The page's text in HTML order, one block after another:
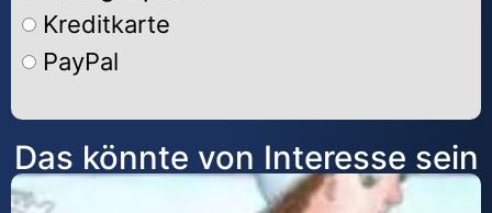
Kreditkarte
PayPal
Alternative:
Das könnte von Interesse sein